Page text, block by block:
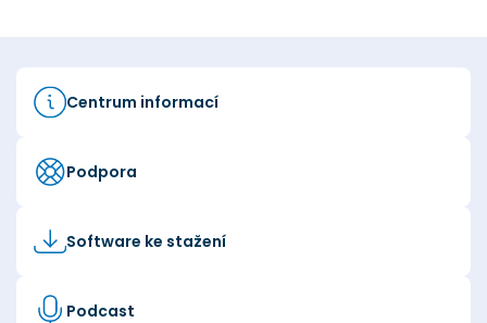
Centrum informací
Podpora
Software ke stažení
Podcast